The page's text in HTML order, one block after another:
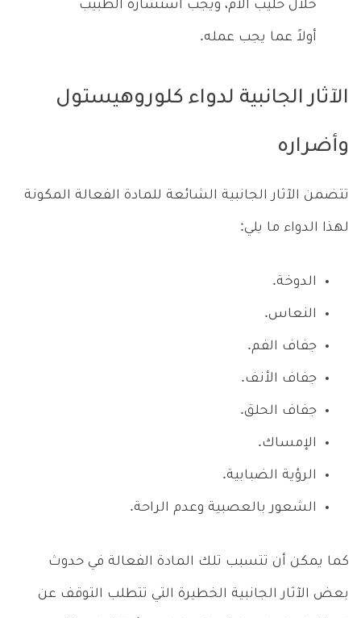
خلال حليب الأم، ويجب استشارة الطبيب
أولاً عما يجب عمله.
الآثار الجانبية لدواء كلوروهيستول
وأضراره
تتضمن الآثار الجانبية الشائعة للمادة الفعالة المكونة
لهذا الدواء ما يلي:
الدوخة.
النعاس.
جفاف الفم.
جفاف الأنف.
جفاف الحلق.
الإمساك.
الرؤية الضبابية.
الشعور بالعصبية وعدم الراحة.
كما يمكن أن تتسبب تلك المادة الفعالة في حدوث
بعض الآثار الجانبية الخطيرة التي تتطلب التوقف عن